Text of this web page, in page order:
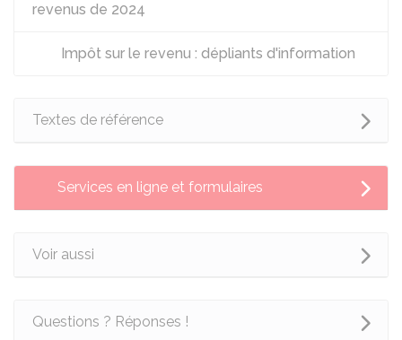
revenus de 2024
Impôt sur le revenu : dépliants d'information
Textes de référence
Services en ligne et formulaires
Voir aussi
Questions ? Réponses !